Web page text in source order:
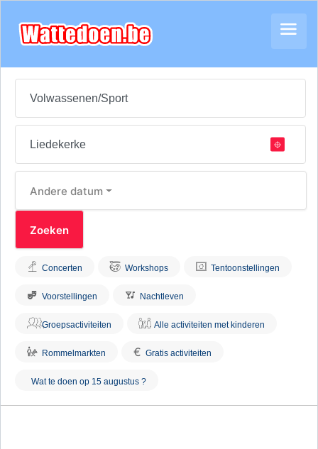
Andere datum
Concerten Workshops Tentoonstellingen
Voorstellingen Nachtleven
Groepsactiviteiten Alle activiteiten met kinderen
Rommelmarkten € Gratis activiteiten
Wat te doen op 15 augustus ?